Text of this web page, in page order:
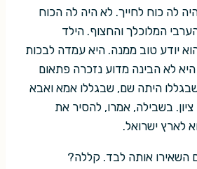
לה כוח לחייך. לא היה לה הכוח
המלוכלך והחצוף. הילד
יודע טוב ממנה. היא עמדה לבכות
לא הבינה מדוע נזכרה פתאום
היתה שם, שבגללו אמא ואבא
בשבילה, אמרו, להסיר את
לארץ ישרואל.
השאירו אותה לבד. קללה?